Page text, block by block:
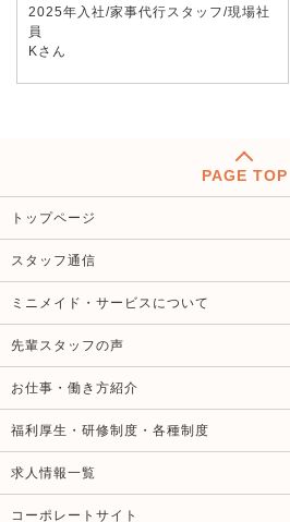
2025年入社/家事代行スタッフ/現場社
員
Kさん
PAGE TOP
トップページ
スタッフ通信
ミニメイド・サービスについて
先輩スタッフの声
お仕事・働き方紹介
福利厚生・研修制度・各種制度
求人情報一覧
コーポレートサイト